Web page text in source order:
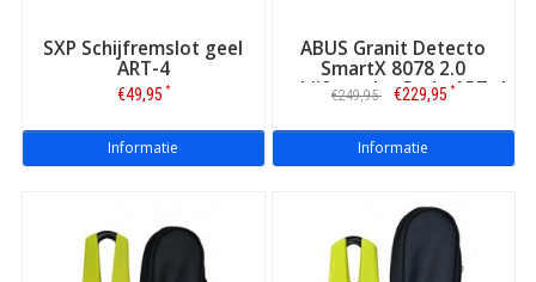
SXP Schijfremslot geel
ART-4
€49,95 *
Informatie
ABUS Granit Detecto
SmartX 8078 2.0
schijfremslot Red - ART-4
€249,95 €229,95 *
Informatie